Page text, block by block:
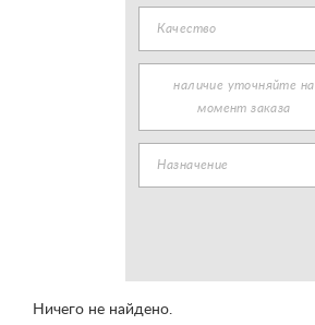
Качество
наличие уточняйте на
момент заказа
Назначение
Ничего не найдено.